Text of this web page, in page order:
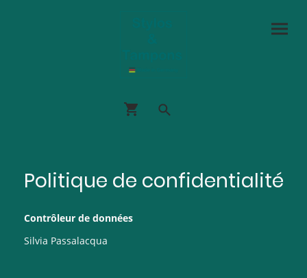
Politique de confidentialité
Contrôleur de données
Silvia Passalacqua